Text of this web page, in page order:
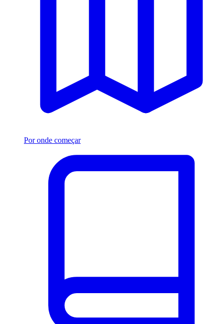
Por onde começar